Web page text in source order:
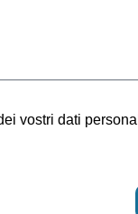
vostri dati